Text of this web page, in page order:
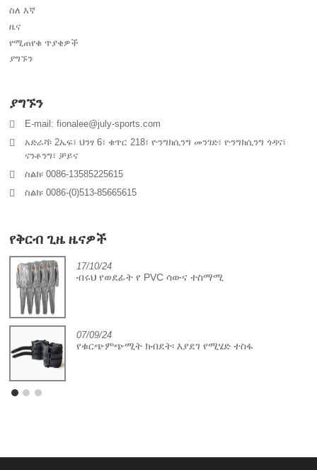
ስለ እኛ
ዜና
የሚጠየቁ ጥያቄዎች
ያግኙን
ያግኙን
E-mail: fionalee@july-sports.com
አድራሻ፡ 2ኤፍ፣ ህንፃ 6፣ ቁጥር 218፣ ዮንግክሲንግ መንገድ፣ ዮንግክሲንግ ጎዳና፣
ናንቶንግ፣ ቻይና
ስልክ፡ 0086-13585225615
ስልክ፡ 0086-(0)513-85665615
የቅርብ ጊዜ ዜናዎች
17/10/24
ብሩህ የወደፊት የ PVC ሳውና ተስማሚ
07/09/24
የቁርጭምጭሚት ክብደት፡ እያደገ የሚሄድ ተስፋ